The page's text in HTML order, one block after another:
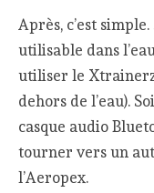
Après, c’est
utilisable dans
utiliser le
dehors de l’eau).
casque audio
tourner vers un
l’Aeropex.